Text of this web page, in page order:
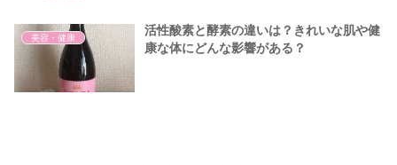
美容・健康
活性酸素と酵素の違いは？きれいな肌や健
康な体にどんな影響がある？